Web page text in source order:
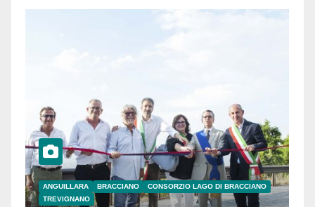
ANGUILLARA BRACCIANO
CONSORZIO LAGO DI BRACCIANO
TREVIGNANO